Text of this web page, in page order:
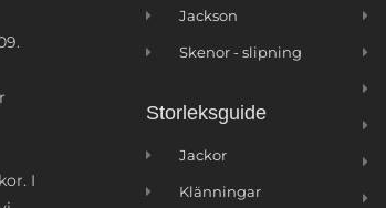
I
Jackson
Skenor - slipning
Storleksguide
Jackor
Klänningar